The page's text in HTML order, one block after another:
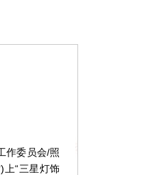
作委员会/照
上“三星灯饰